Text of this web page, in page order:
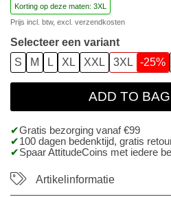
Korting op deze maten: 3XL
Prijs incl. btw, excl. verzendkosten
Selecteer een variant
S
M L XL XXL 3XL -25%
ADD TO BAG
Gratis bezorging vanaf €99
100 dagen bedenktijd, gratis
Spaar AttitudeCoins met iedere
Artikelinformatie